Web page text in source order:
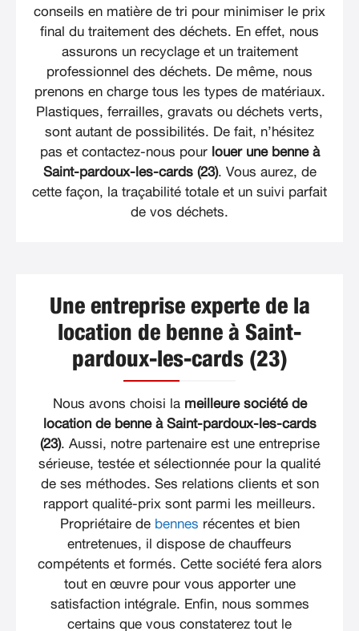
conseils en matière de tri pour minimiser le prix
final du traitement des déchets. En effet, nous
assurons un recyclage et un traitement
professionnel des déchets. De même, nous
prenons en charge tous les types de matériaux.
Plastiques, ferrailles, gravats ou déchets verts,
sont autant de possibilités. De fait, n’hésitez
pas et contactez-nous pour louer une benne à
Saint-pardoux-les-cards (23). Vous aurez, de
cette façon, la traçabilité totale et un suivi parfait
de vos déchets.
Une entreprise experte de la
location de benne à Saint-
pardoux-les-cards (23)
Nous avons choisi la meilleure société de
location de benne à Saint-pardoux-les-cards
(23). Aussi, notre partenaire est une entreprise
sérieuse, testée et sélectionnée pour la qualité
de ses méthodes. Ses relations clients et son
rapport qualité-prix sont parmi les meilleurs.
Propriétaire de bennes récentes et bien
entretenues, il dispose de chauffeurs
compétents et formés. Cette société fera alors
tout en œuvre pour vous apporter une
satisfaction intégrale. Enfin, nous sommes
certains que vous constaterez tout le